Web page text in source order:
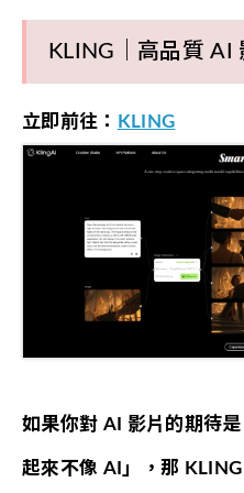
KLING｜高品質 AI
立即前往： KLING
如果你對 AI 影片的期待
起來不像 AI」，那